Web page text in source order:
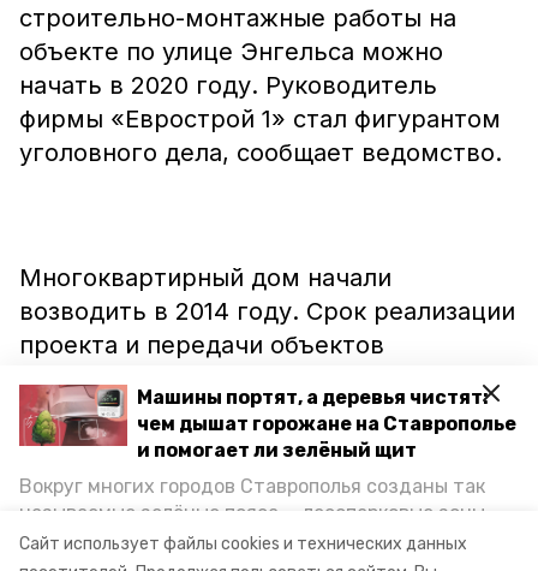
Сайт использует файлы cookies и технических данных
Машины портят, а деревья чистят:
чем дышат горожане на Ставрополье
и помогает ли зелёный щит
Вокруг многих городов Ставрополья созданы так
называемые зелёные пояса — лесопарковые зоны,
снижающие негативное воздействие выхлопных
газов на атмосферу. Справляются ли они с
строительно-монтажные работы на
объекте по улице Энгельса можно
начать в 2020 году. Руководитель
фирмы «Еврострой 1» стал фигурантом
уголовного дела, сообщает ведомство.
Многоквартирный дом начали
возводить в 2014 году. Срок реализации
проекта и передачи объектов
перенесли
с I квартала 2018 года на III
квартал 2019-го. Сейчас строительство
не ведётся.